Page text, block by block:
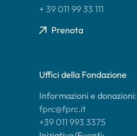
+ 39 011 99 33 111
Prenota
Uffici della Fondazione
Informazioni e donazioni:
fprc@fprc.it
+39 011 993 3375